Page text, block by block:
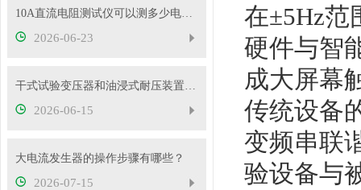
10A直流电阻测试仪可以测多少电压的变压器？
2026-06-23
干式试验变压器和油浸式耐压装置有什么区别？
2026-06-15
大电流发生器的操作步骤有哪些？
2026-07-15
在±5Hz范
硬件与智
成大屏幕
传统设备
变频串联
验设备与